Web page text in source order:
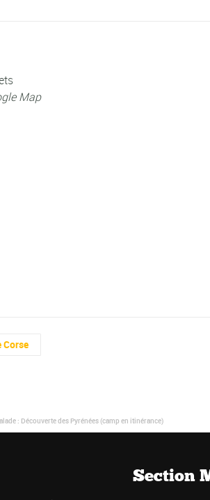
Map
Corse
: Découverte des Pyrénées (camp en itinérance)
Section